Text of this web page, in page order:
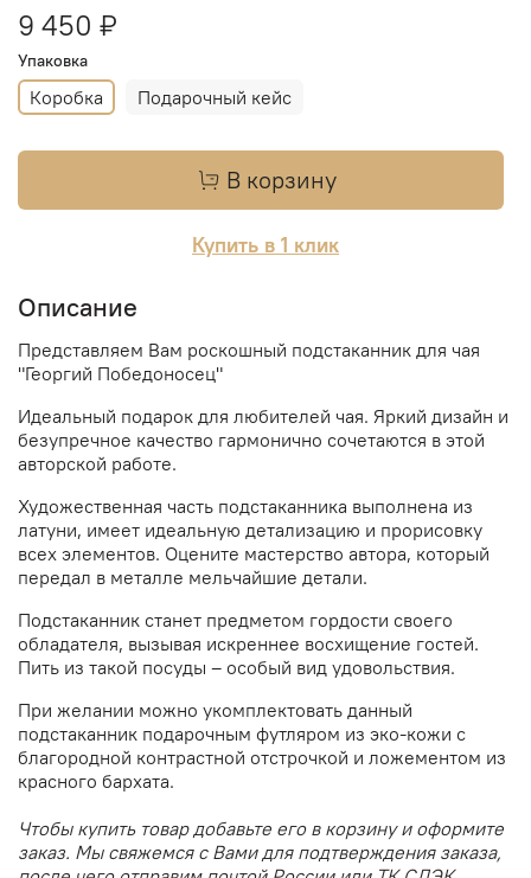
9 450 ₽
Упаковка
Коробка Подарочный кейс
В корзину
Купить в 1 клик
Описание
Представляем Вам роскошный подстаканник для чая
"Георгий Победоносец"
Идеальный подарок для любителей чая. Яркий дизайн и
безупречное качество гармонично сочетаются в этой
авторской работе.
Художественная часть подстаканника выполнена из
латуни, имеет идеальную детализацию и прорисовку
всех элементов. Оцените мастерство автора, который
передал в металле мельчайшие детали.
Подстаканник станет предметом гордости своего
обладателя, вызывая искреннее восхищение гостей.
Пить из такой посуды – особый вид удовольствия.
При желании можно укомплектовать данный
подстаканник подарочным футляром из эко-кожи с
благородной контрастной отстрочкой и ложементом из
красного бархата.
Чтобы купить товар добавьте его в корзину и оформите
заказ. Мы свяжемся с Вами для подтверждения заказа,